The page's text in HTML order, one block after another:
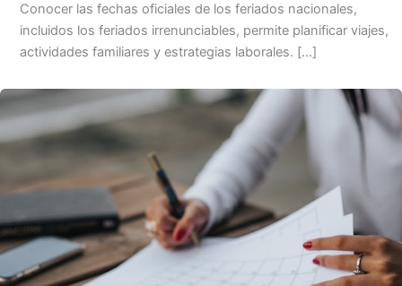
Conocer las fechas oficiales de los feriados nacionales,
incluidos los feriados irrenunciables, permite planificar viajes,
actividades familiares y estrategias laborales. […]